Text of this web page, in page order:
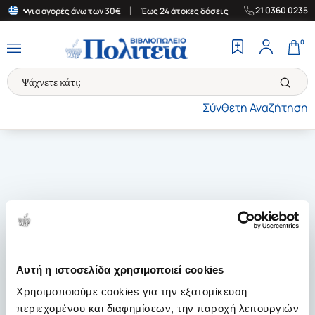
Αυτή η ιστοσελίδα χρησιμοποιεί cookies
Χρησιμοποιούμε cookies για την εξατομίκευση
περιεχομένου και διαφημίσεων, την παροχή λειτουργιών
για αγορές άνω των 30€ Έως 24 άτοκες δόσεις | Δωρεάν
21 0360 0235
Σύνθετη Αναζήτηση
0